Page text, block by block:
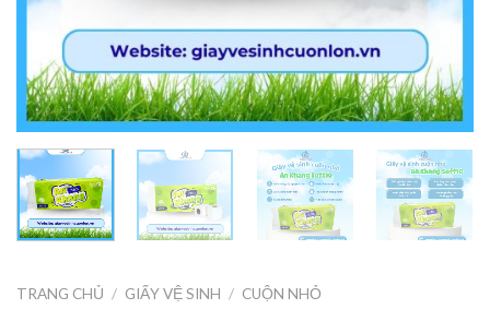
TRANG CHỦ / GIẤY VỆ SINH / CUỘN NHỎ